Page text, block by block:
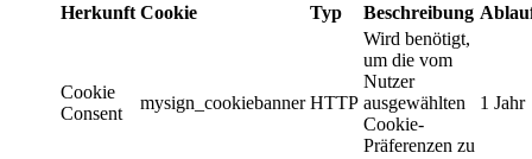
Herkunft Cookie Typ Beschreibung
Cookie
Consent
mysign_cookiebanner HTTP
Wird benötigt,
um die vom
Nutzer
ausgewählten
Cookie-
Präferenzen zu
1 Jahr